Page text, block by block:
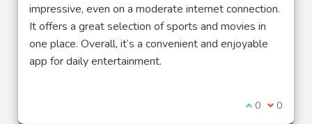
impressive, even on a moderate internet connection.
It offers a great selection of sports and movies in
one place. Overall, it’s a convenient and enjoyable
app for daily entertainment.
Je suis
0 Je ne
0